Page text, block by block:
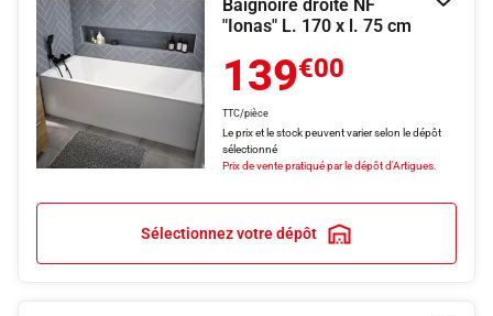
Baignoire droite NF
"Ionas" L. 170 x l. 75 cm
139€00
TTC/pièce
Le prix et le stock peuvent varier selon le dépôt
sélectionné
Prix de vente pratiqué par le dépôt d'Artigues.
Sélectionnez votre dépôt